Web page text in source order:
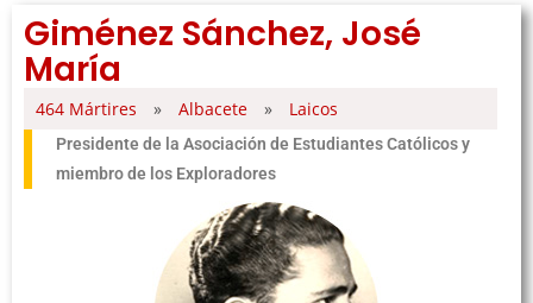
Giménez Sánchez, José
María
464 Mártires » Albacete » Laicos
Presidente de la Asociación de Estudiantes Católicos y
miembro de los Exploradores